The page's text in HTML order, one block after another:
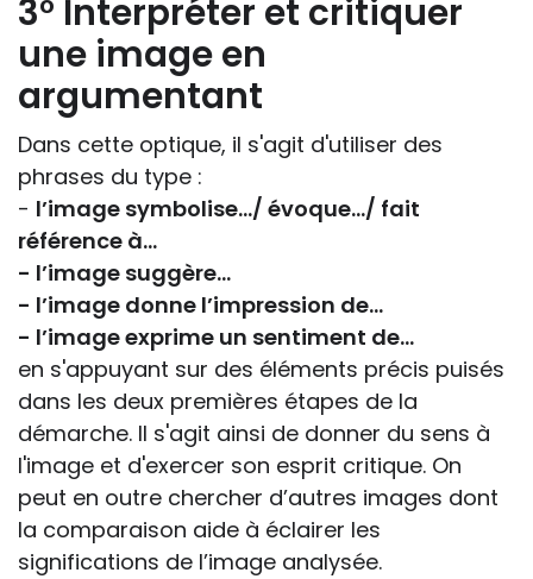
3° Interpréter et critiquer
une image en
argumentant
Dans cette optique, il s'agit d'utiliser des
phrases du type :
- l’image symbolise…/ évoque…/ fait
référence à…
- l’image suggère…
- l’image donne l’impression de…
- l’image exprime un sentiment de…
en s'appuyant sur des éléments précis puisés
dans les deux premières étapes de la
démarche. Il s'agit ainsi de donner du sens à
l'image et d'exercer son esprit critique. On
peut en outre chercher d’autres images dont
la comparaison aide à éclairer les
significations de l’image analysée.